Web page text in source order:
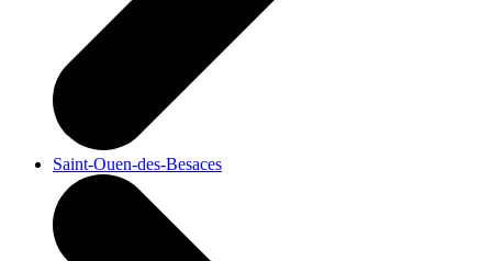
Saint-Ouen-des-Besaces